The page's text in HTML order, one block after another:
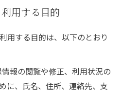
用する目的
用する目的は、以下のとおり
報の閲覧や修正、利用状況の
に、氏名、住所、連絡先、支